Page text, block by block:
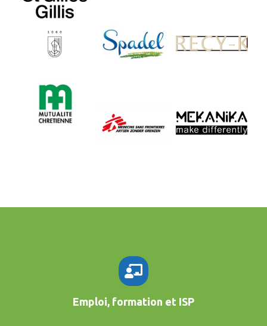
Emploi, formation et ISP